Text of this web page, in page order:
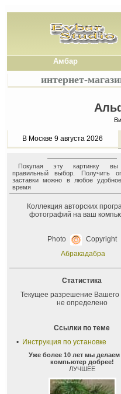
Амбар
интернет-
В Москве 9 августа 2026
Покупая эту картинку вы
правильный выбор. Получить
заставки можно в любое
время
Коллекция авторских
фотографий на ваш
Photo
Copyright
Абракадабра
Статистика
Текущее разрешение Вашего
не определено
Ссылки по теме
• Инструкция по установке
Уже более 10 лет мы
компьютер добрее!
ЛУЧШЕЕ